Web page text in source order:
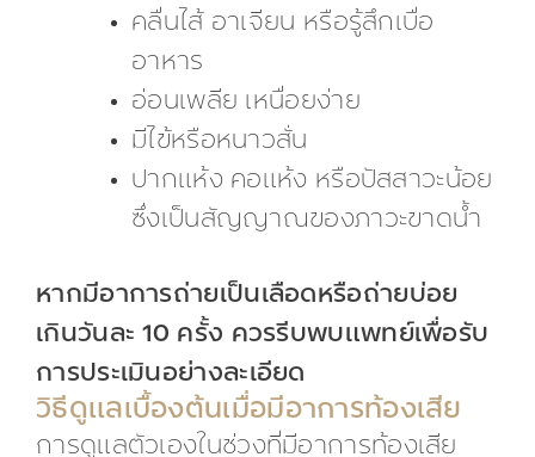
คลื่นไส้ อาเจียน หรือรู้สึกเบื่อ
อาหาร
อ่อนเพลีย เหนื่อยง่าย
มีไข้หรือหนาวสั่น
ปากแห้ง คอแห้ง หรือปัสสาวะน้อย
ซึ่งเป็นสัญญาณของภาวะขาดน้ำ
หากมีอาการถ่ายเป็นเลือดหรือถ่ายบ่อย
เกินวันละ 10 ครั้ง ควรรีบพบแพทย์เพื่อรับ
การประเมินอย่างละเอียด
วิธีดูแลเบื้องต้นเมื่อมีอาการท้องเสีย
การดูแลตัวเองในช่วงที่มีอาการท้องเสีย